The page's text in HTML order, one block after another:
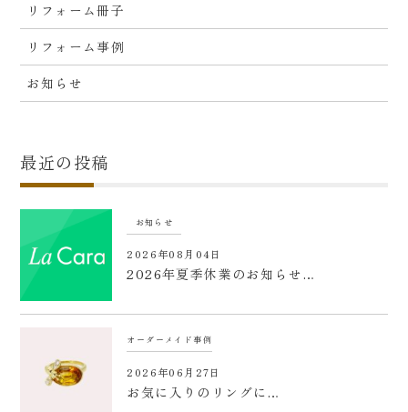
リフォーム冊子
リフォーム事例
お知らせ
最近の投稿
お知らせ
2026年08月04日
2026年夏季休業のお知らせ…
オーダーメイド事例
2026年06月27日
お気に入りのリングに…